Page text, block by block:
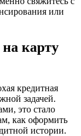
или
карту
кредитная
задачей.
это стало
как оформить
истории.